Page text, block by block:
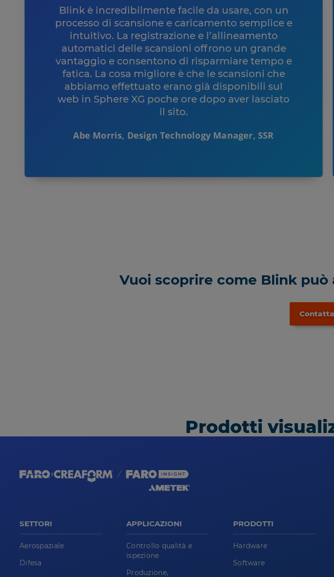
Blink è incredibilmente facile da usare, con un
processo di scansione e caricamento semplice e
intuitivo. La registrazione e l’allineamento
automatici delle scansioni offrono un grande
vantaggio e consentono di risparmiare tempo e
fatica. La cosa migliore è che le scansioni che
abbiamo effettuato erano già disponibili sul
web in Sphere XG poche ore dopo aver lasciato
il sito.
Abe Morris, Design Technology Manager, SSR
Vuoi scoprire come Blink
Prodotti
SETTORI
Aerospaziale
Difesa
APPLICAZIONI
Controllo qualità e
ispezione
Produzione,
PRODOTTI
Hardware
Software